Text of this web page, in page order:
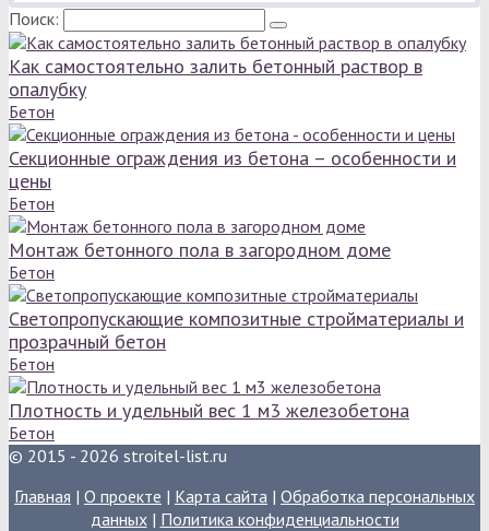
Поиск:
Как самостоятельно залить бетонный раствор в
опалубку
Бетон
Секционные ограждения из бетона – особенности и
цены
Бетон
Монтаж бетонного пола в загородном доме
Бетон
Светопропускающие композитные стройматериалы и
прозрачный бетон
Бетон
Плотность и удельный вес 1 м3 железобетона
Бетон
© 2015 - 2026 stroitel-list.ru
Главная | О проекте | Карта сайта | Обработка персональных
данных| Политика конфиденциальности